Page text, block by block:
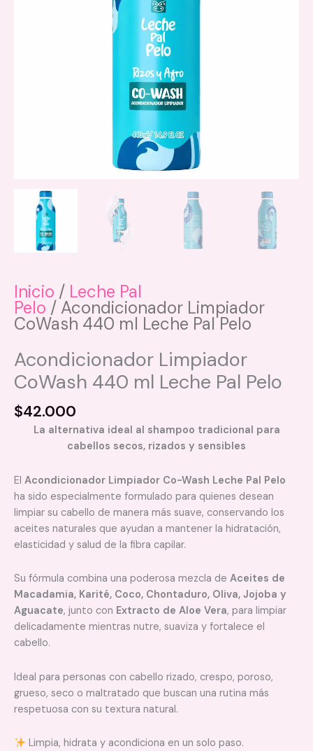
Inicio / Leche Pal
Pelo / Acondicionador Limpiador
CoWash 440 ml Leche Pal Pelo
Acondicionador Limpiador
CoWash 440 ml Leche Pal Pelo
$42.000
La alternativa ideal al shampoo tradicional para
cabellos secos, rizados y sensibles
El Acondicionador Limpiador Co-Wash Leche Pal Pelo
ha sido especialmente formulado para quienes desean
limpiar su cabello de manera más suave, conservando los
aceites naturales que ayudan a mantener la hidratación,
elasticidad y salud de la fibra capilar.
Su fórmula combina una poderosa mezcla de Aceites de
Macadamia, Karité, Coco, Chontaduro, Oliva, Jojoba y
Aguacate, junto con Extracto de Aloe Vera, para limpiar
delicadamente mientras nutre, suaviza y fortalece el
cabello.
Ideal para personas con cabello rizado, crespo, poroso,
grueso, seco o maltratado que buscan una rutina más
respetuosa con su textura natural.
Limpia, hidrata y acondiciona en un solo paso.